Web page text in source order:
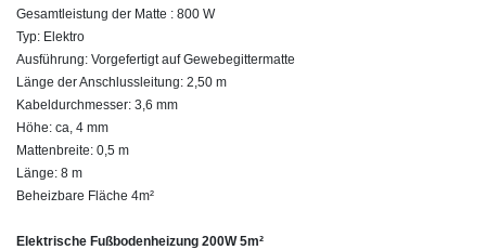
Gesamtleistung der Matte : 800 W
Typ: Elektro
Ausführung: Vorgefertigt auf Gewebegittermatte
Länge der Anschlussleitung: 2,50 m
Kabeldurchmesser: 3,6 mm
Höhe: ca, 4 mm
Mattenbreite: 0,5 m
Länge: 8 m
Beheizbare Fläche 4m²
Elektrische Fußbodenheizung 200W 5m²